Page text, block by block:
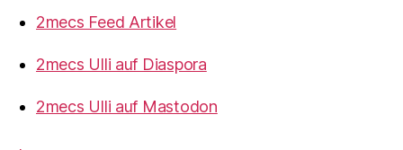
2mecs Feed Artikel
2mecs Ulli auf Diaspora
2mecs Ulli auf Mastodon